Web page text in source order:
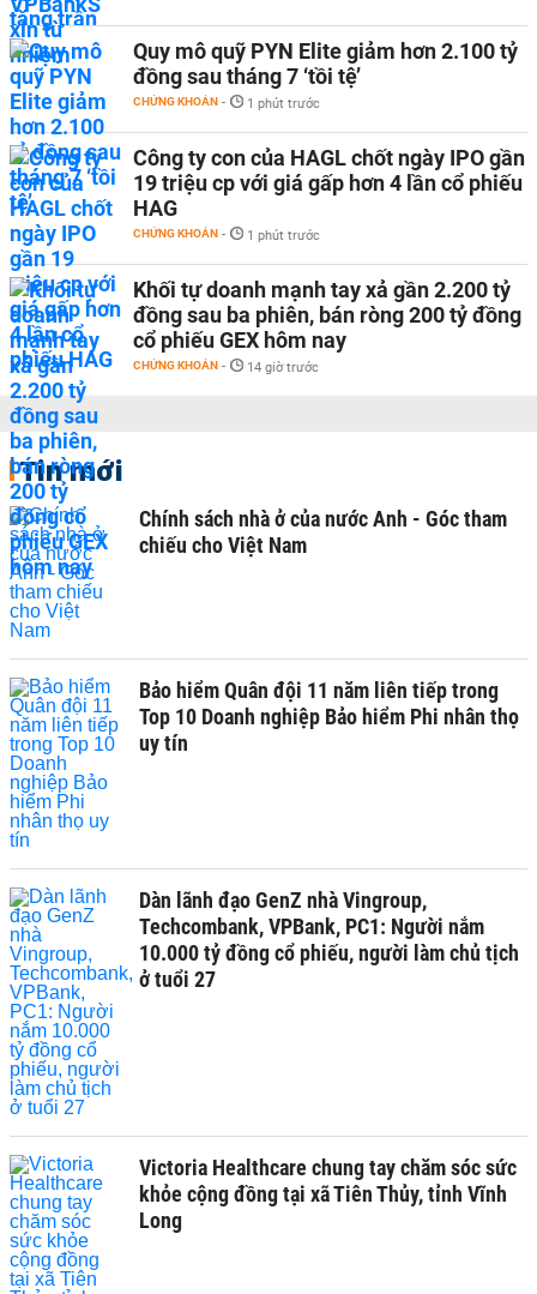
Quy mô quỹ PYN Elite giảm hơn 2.100 tỷ
đồng sau tháng 7 ‘tồi tệ’
CHỨNG KHOÁN - 1 phút trước
Công ty con của HAGL chốt ngày IPO gần
19 triệu cp với giá gấp hơn 4 lần cổ phiếu
HAG
CHỨNG KHOÁN - 1 phút trước
Khối tự doanh mạnh tay xả gần 2.200 tỷ
đồng sau ba phiên, bán ròng 200 tỷ đồng
cổ phiếu GEX hôm nay
CHỨNG KHOÁN - 14 giờ trước
Tin mới
Chính sách nhà ở của nước Anh - Góc tham
chiếu cho Việt Nam
Bảo hiểm Quân đội 11 năm liên tiếp trong
Top 10 Doanh nghiệp Bảo hiểm Phi nhân thọ
uy tín
Dàn lãnh đạo GenZ nhà Vingroup,
Techcombank, VPBank, PC1: Người nắm
10.000 tỷ đồng cổ phiếu, người làm chủ tịch
ở tuổi 27
Victoria Healthcare chung tay chăm sóc sức
khỏe cộng đồng tại xã Tiên Thủy, tỉnh Vĩnh
Long